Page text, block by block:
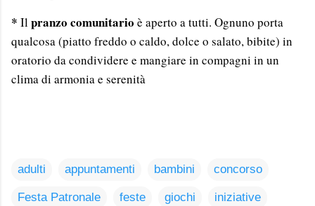
* Il pranzo comunitario è aperto a tutti. Ognuno porta
qualcosa (piatto freddo o caldo, dolce o salato, bibite) in
oratorio da condividere e mangiare in compagni in un
clima di armonia e serenità
adulti appuntamenti bambini concorso
Festa Patronale feste giochi iniziative